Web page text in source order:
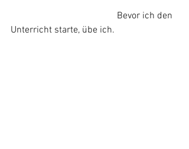
Unterricht starte, übe ich.